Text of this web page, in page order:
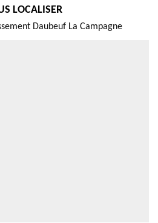
LOCALISER
Daubeuf La Campagne